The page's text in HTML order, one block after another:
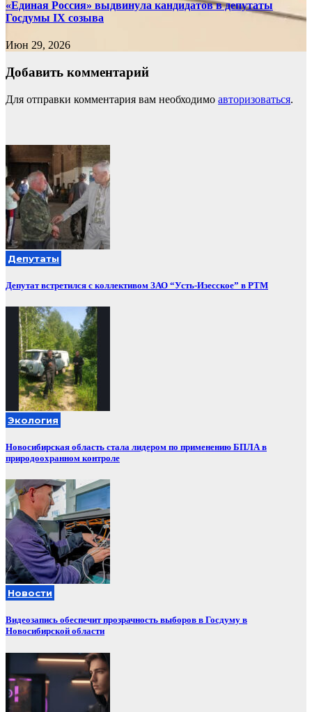
«Единая Россия» выдвинула кандидатов в депутаты
Госдумы IX созыва
Июн 29, 2026
Добавить комментарий
Для отправки комментария вам необходимо авторизоваться.
Депутаты
Депутат встретился с коллективом ЗАО “Усть-Изесское” в РТМ
Экология
Новосибирская область стала лидером по применению БПЛА в
природоохранном контроле
Новости
Видеозапись обеспечит прозрачность выборов в Госдуму в
Новосибирской области